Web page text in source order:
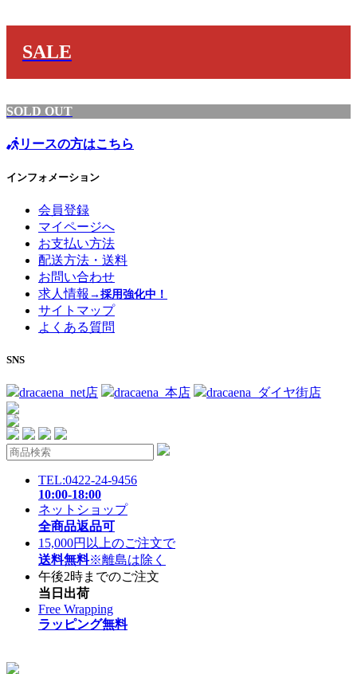
SALE
SOLD OUT
リースの方はこちら
インフォメーション
会員登録
マイページへ
お支払い方法
配送方法・送料
お問い合わせ
求人情報 →採用強化中！
サイトマップ
よくある質問
SNS
dracaena_net店 dracaena_本店 dracaena_ダイヤ街店
TEL:0422-24-9456
10:00-18:00
ネットショップ
全商品返品可
15,000円以上のご注文で
送料無料※離島は除く
午後2時までのご注文
当日出荷
Free Wrapping
ラッピング無料